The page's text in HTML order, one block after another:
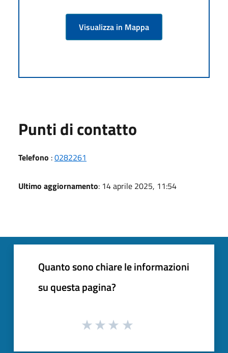
Visualizza in Mappa
Punti di contatto
Telefono :0282261
Ultimo aggiornamento: 14 aprile 2025, 11:54
Quanto sono chiare le informazioni
su questa pagina?